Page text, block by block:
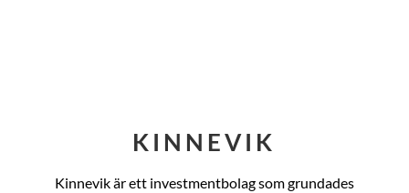
KINNEVIK
Kinnevik är ett investmentbolag som grundades